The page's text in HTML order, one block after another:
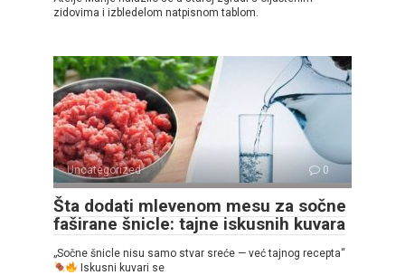
zidovima i izbledelom natpisnom tablom.
Uncategorized 0
Šta dodati mlevenom mesu za sočne
faširane šnicle: tajne iskusnih kuvara
„Sočne šnicle nisu samo stvar sreće — već tajnog recepta“
Iskusni kuvari se